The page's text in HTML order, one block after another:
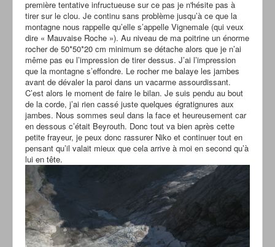
première tentative infructueuse sur ce pas je n'hésite pas à
tirer sur le clou. Je continu sans problème jusqu’à ce que la
montagne nous rappelle qu’elle s’appelle Vignemale (qui veux
dire « Mauvaise Roche »). Au niveau de ma poitrine un énorme
rocher de 50*50*20 cm minimum se détache alors que je n’ai
même pas eu l’impression de tirer dessus. J’ai l’impression
que la montagne s’effondre. Le rocher me balaye les jambes
avant de dévaler la paroi dans un vacarme assourdissant.
C’est alors le moment de faire le bilan. Je suis pendu au bout
de la corde, j’ai rien cassé juste quelques égratignures aux
jambes. Nous sommes seul dans la face et heureusement car
en dessous c’était Beyrouth. Donc tout va bien après cette
petite frayeur, je peux donc rassurer Niko et continuer tout en
pensant qu’il valait mieux que cela arrive à moi en second qu’à
lui en tête.